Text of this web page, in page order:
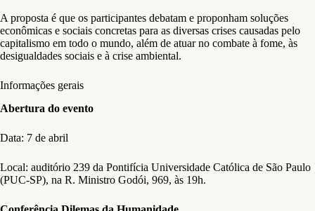
A proposta é que os participantes debatam e proponham soluções
econômicas e sociais concretas para as diversas crises causadas pelo
capitalismo em todo o mundo, além de atuar no combate à fome, às
desigualdades sociais e à crise ambiental.
Informações gerais
Abertura do evento
Data: 7 de abril
Local: auditório 239 da Pontifícia Universidade Católica de São Paulo
(PUC-SP), na R. Ministro Godói, 969, às 19h.